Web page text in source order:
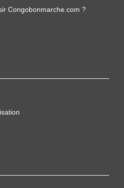
Congobonmarche.com ?